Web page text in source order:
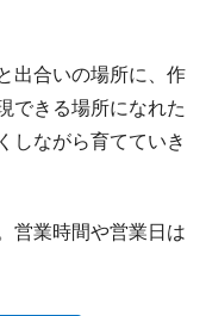
出合いの場所に、作
できる場所になれた
しながら育てていき
営業時間や営業日は